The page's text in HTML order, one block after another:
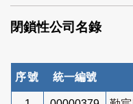
索
閉鎖性公司名錄
序號 統一編號